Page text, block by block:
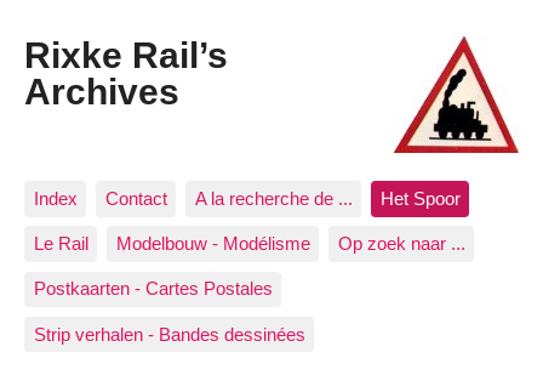
Rixke Rail’s
Archives
Index Contact A la recherche de ... Het Spoor
Le Rail Modelbouw - Modélisme Op zoek naar ...
Postkaarten - Cartes Postales
Strip verhalen - Bandes dessinées